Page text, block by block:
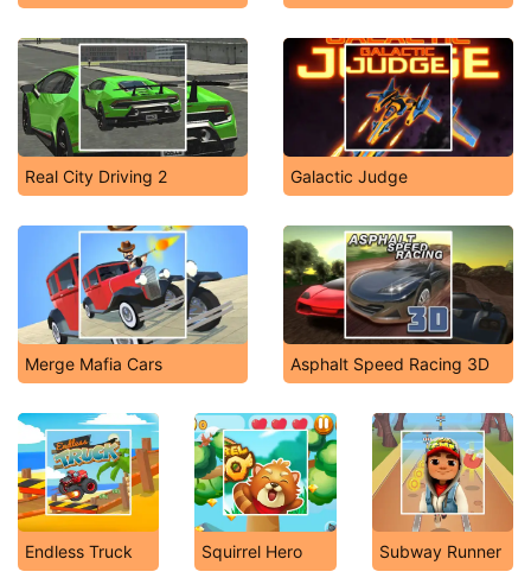
Real City Driving 2 Galactic Judge
Merge Mafia Cars Asphalt Speed Racing 3D
Endless Truck Squirrel Hero Subway Runner